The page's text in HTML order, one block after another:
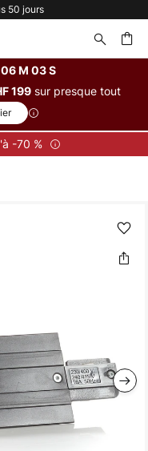
50 jours
M 03 S
199 sur presque tout
-70 %